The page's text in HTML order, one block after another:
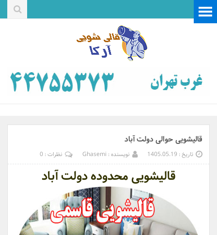
قالیشویی حوالی دولت آباد
تاریخ : 1405.05.19 نویسنده : Ghasemi نظرات : 0
قالیشویی محدوده دولت آباد